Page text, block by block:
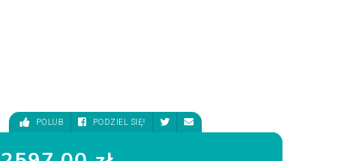
POLUB PODZIEL SIĘ!